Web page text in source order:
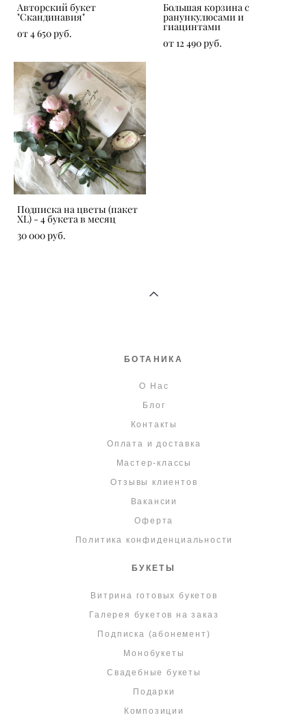
Авторский букет
"Скандинавия"
от 4 650 pуб.
Большая корзина с
ранункулюсами и
гиацинтами
от 12 490 pуб.
Подписка на цветы (пакет
XL) - 4 букета в месяц
30 000 pуб.
БОТАНИКА
О Нас
Блог
Контакты
Оплата и доставка
Мастер-классы
Отзывы клиентов
Вакансии
Оферта
Политика конфиденциальности
БУКЕТЫ
Витрина готовых букетов
Галерея букетов на заказ
Подписка (абонемент)
Монобукеты
Свадебные букеты
Подарки
Композиции